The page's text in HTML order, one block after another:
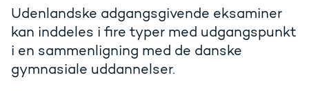
Udenlandske adgangsgivende eksaminer
kan inddeles i fire typer med udgangspunkt
i en sammenligning med de danske
gymnasiale uddannelser.